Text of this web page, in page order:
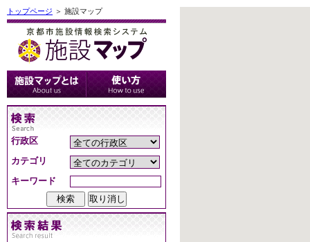
トップページ ＞ 施設マップ
行政区
カテゴリ
キーワード